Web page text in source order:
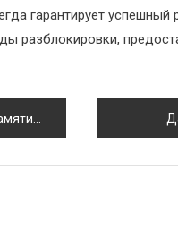
гарантирует успешный
разблокировки,